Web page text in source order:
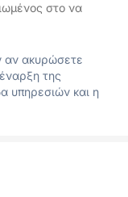
στο να
αν ακυρώσετε
της
υπηρεσιών και η